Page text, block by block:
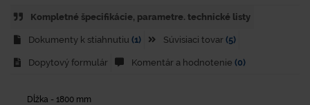
Kompletné špecifikácie, parametre. technické listy
Dokumenty k stiahnutiu (1) Súvisiaci tovar (5)
Dopytový formulár Komentár a hodnotenie (0)
Dĺžka - 1800 mm